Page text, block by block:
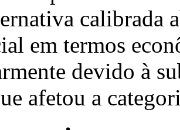
calibrada
em termos
devido à
afetou a